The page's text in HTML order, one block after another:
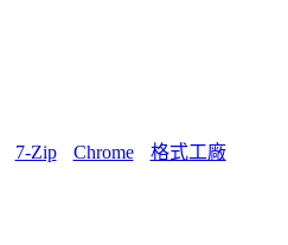
7-Zip Chrome 格式工廠